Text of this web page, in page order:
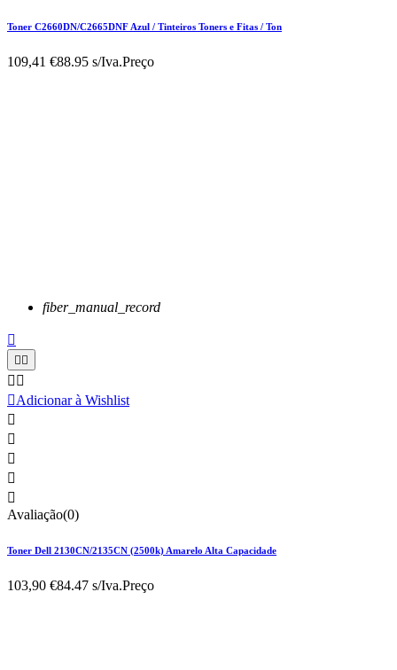
Toner C2660DN/C2665DNF Azul / Tinteiros Toners e Fitas / Ton
109,41 €88.95 s/Iva.Preço
fiber_manual_record

 
 
Adicionar à Wishlist





Avaliação(0)
Toner Dell 2130CN/2135CN (2500k) Amarelo Alta Capacidade
103,90 €84.47 s/Iva.Preço